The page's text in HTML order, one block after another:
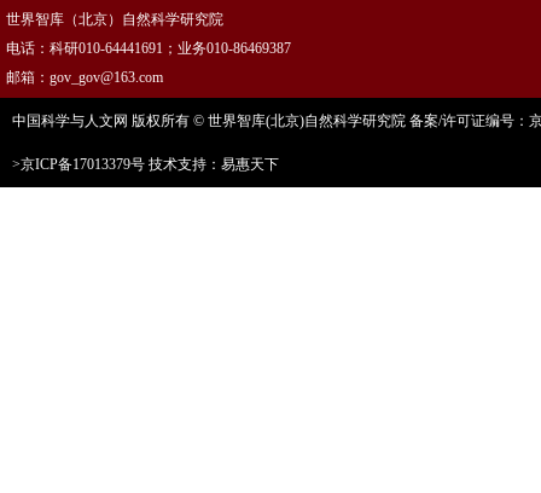
世界智库（北京）自然科学研究院
电话：科研010-64441691；业务010-86469387
邮箱：gov_gov@163.com
中国科学与人文网 版权所有 © 世界智库(北京)自然科学研究院 备案/许可证编号：
>京ICP备17013379号 技术支持：易惠天下